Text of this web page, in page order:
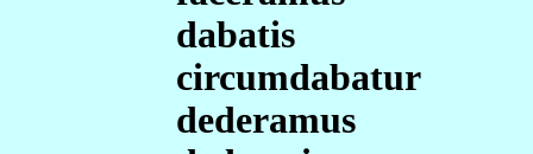
dabatis
circumdabatur
dederamus